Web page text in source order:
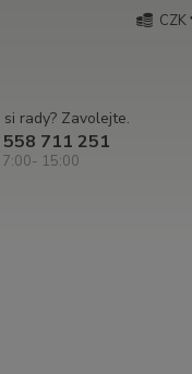
CZK
rady? Zavolejte.
711 251
7:00- 15:00